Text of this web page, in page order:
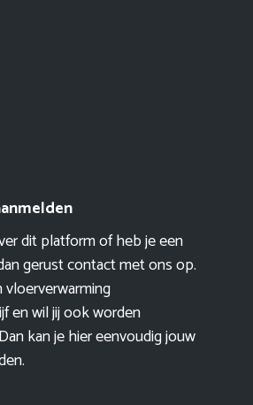
dit platform of heb je een
gerust contact met ons op.
vloerverwarming
en wil jij ook worden
kan je hier eenvoudigjouw
.